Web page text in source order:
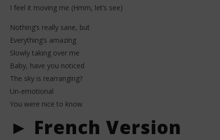
I feel it moving me (Hmm, let’s see)
Nothing’s really sane, but
Everything’s amazing
Slowly taking over me
Baby, have you noticed
The sky is rearranging?
Un-emotional
You were nice to know
► French Version